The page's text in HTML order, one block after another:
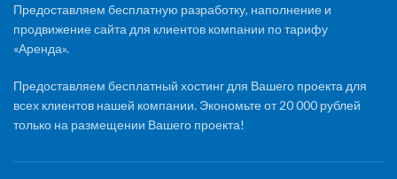
Предоставляем бесплатную разработку, наполнение и
продвижение сайта для клиентов компании по тарифу
«Аренда».
Предоставляем бесплатный хостинг для Вашего проекта для
всех клиентов нашей компании. Экономьте от 20 000 рублей
только на размещении Вашего проекта!